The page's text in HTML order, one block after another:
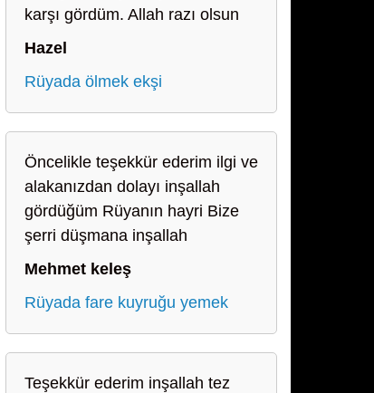
karşı gördüm. Allah razı olsun
Hazel
Rüyada ölmek ekşi
Öncelikle teşekkür ederim ilgi ve
alakanızdan dolayı inşallah
gördüğüm Rüyanın hayri Bize
şerri düşmana inşallah
Mehmet keleş
Rüyada fare kuyruğu yemek
Teşekkür ederim inşallah tez